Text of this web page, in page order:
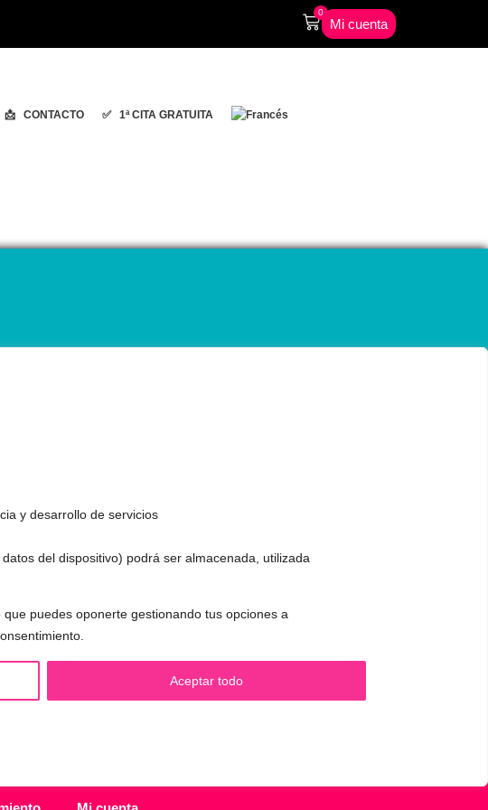
y desarrollo de servicios
del dispositivo) podrá ser almacenada, utilizada
puedes oponerte gestionando tus opciones a
Aceptar todo
0
Mi cuenta
📩 CONTACTO ✅ 1ª CITA GRATUITA
de la voz
acento
Pide tu CITA ONLINE